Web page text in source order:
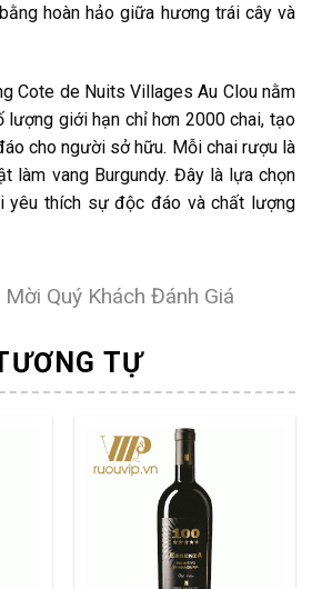
hoàn hảo giữa hương trái cây và
Cote de Nuits Villages Au Clou nằm
lượng giới hạn chỉ hơn 2000 chai, tạo
cho người sở hữu. Mỗi chai rượu là
làm vang Burgundy. Đây là lựa chọn
yêu thích sự độc đáo và chất lượng
Mời Quý Khách Đánh Giá
TỰ